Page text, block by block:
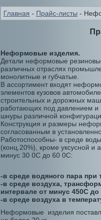
Главная - Прайс-листы -
Неформовые изделия.
Детали неформовые
различных отраслях
монолитные и губчатые.
В ассортимент входят
элементов кузовов
строительных и дорожных
работающих под давлением и
шнуры различной
Конструкция и размеры
согласованным в
Работоспособны- в среде
(конц.20%), кроме уксусной и
минус 30 0С до 60 0С:
-в среде водяного пара при
-в среде воздуха,
интервале от минус 450С
-в среде воздуха в
Неформовые изделия